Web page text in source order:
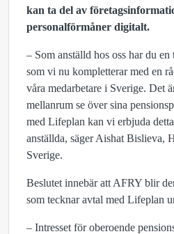
kan ta del av
personalförmåner digitalt.
– Som anställd hos oss har du
som vi nu kompletterar med en
våra medarbetare i Sverige. Det
mellanrum se över sina
med Lifeplan kan vi erbjuda
anställda, säger Aishat Bislieva,
Sverige.
Beslutet innebär att AFRY blir
som tecknar avtal med Lifeplan
– Intresset för oberoende